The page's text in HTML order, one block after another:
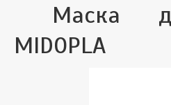
Маска
MIDOPLA